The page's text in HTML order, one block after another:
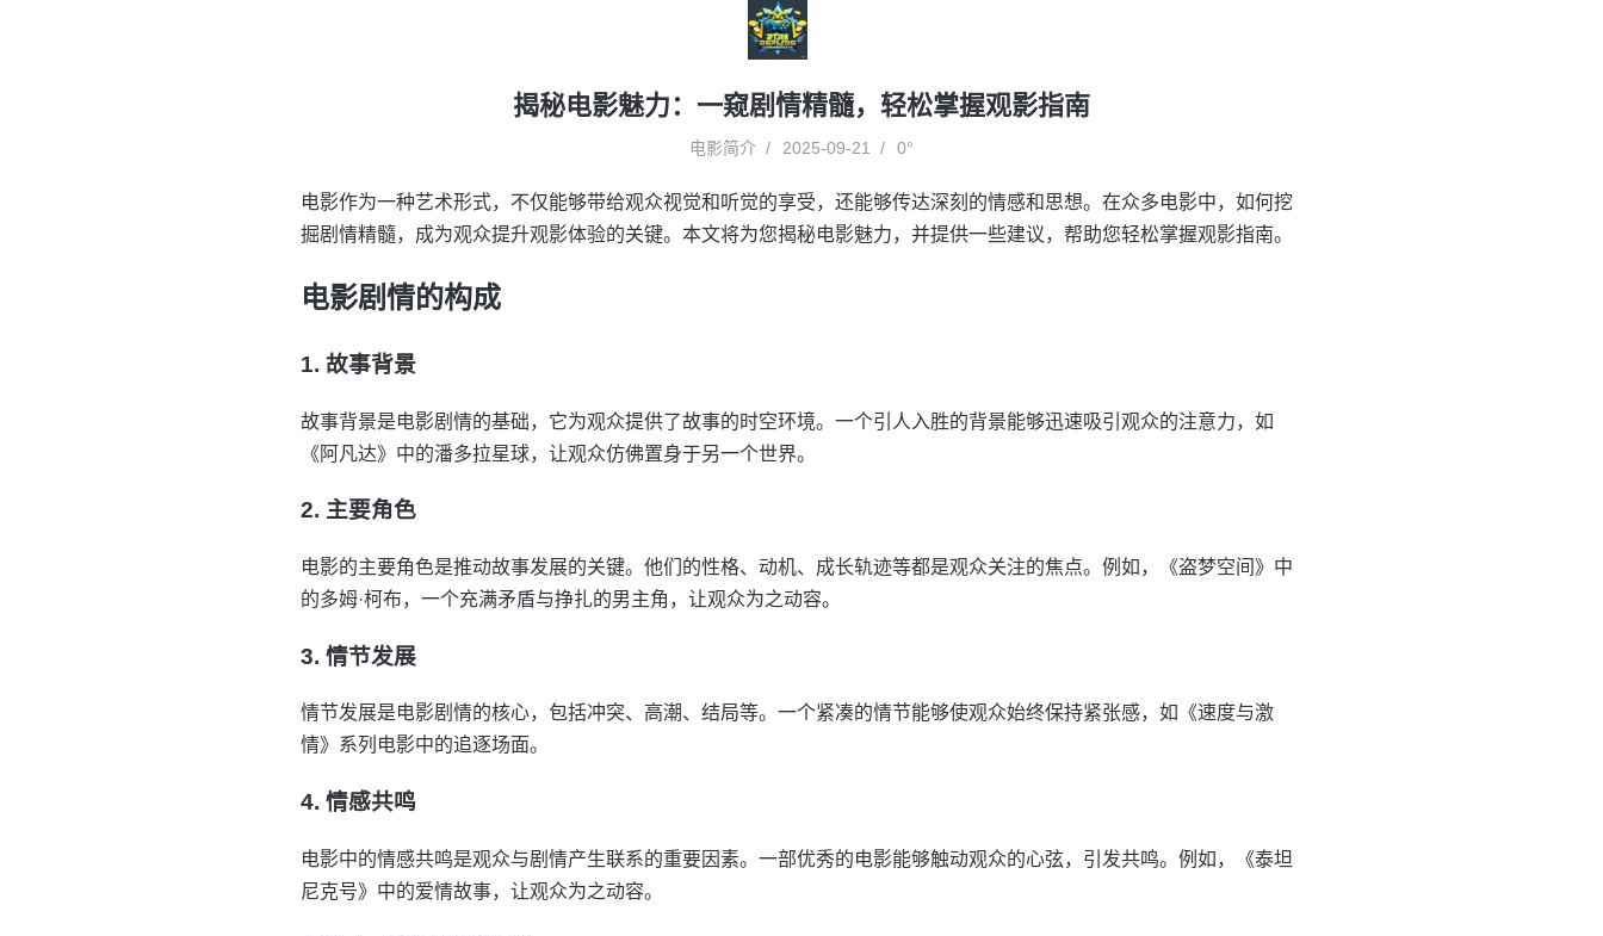
揭秘电影魅力：一窥剧情精髓，轻松掌握观影指南
电影简介 2025-09-21 0°
电影作为一种艺术形式，不仅能够带给观众视觉和听觉的享受，还能够传达深刻的情感和思想。在众多电影中，如何挖
掘剧情精髓，成为观众提升观影体验的关键。本文将为您揭秘电影魅力，并提供一些建议，帮助您轻松掌握观影指南。
电影剧情的构成
1. 故事背景
故事背景是电影剧情的基础，它为观众提供了故事的时空环境。一个引人入胜的背景能够迅速吸引观众的注意力，如
《阿凡达》中的潘多拉星球，让观众仿佛置身于另一个世界。
2. 主要角色
电影的主要角色是推动故事发展的关键。他们的性格、动机、成长轨迹等都是观众关注的焦点。例如，《盗梦空间》中
的多姆·柯布，一个充满矛盾与挣扎的男主角，让观众为之动容。
3. 情节发展
情节发展是电影剧情的核心，包括冲突、高潮、结局等。一个紧凑的情节能够使观众始终保持紧张感，如《速度与激
情》系列电影中的追逐场面。
4. 情感共鸣
电影中的情感共鸣是观众与剧情产生联系的重要因素。一部优秀的电影能够触动观众的心弦，引发共鸣。例如，《泰坦
尼克号》中的爱情故事，让观众为之动容。